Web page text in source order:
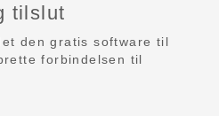
tilslut
den gratis software til
forbindelsen til